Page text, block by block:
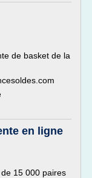
de basket de la
en ligne
15 000 paires